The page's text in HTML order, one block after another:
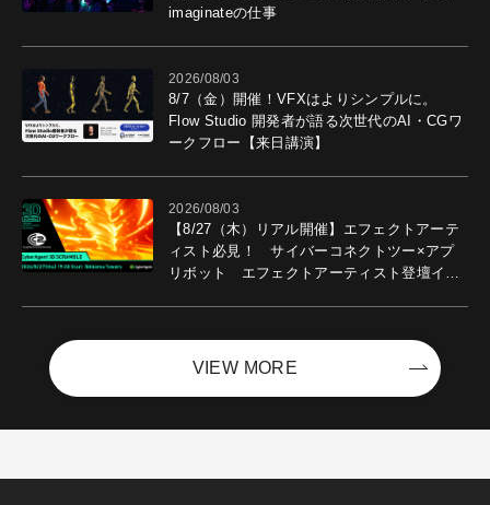
imaginateの仕事
2026/08/03
8/7（金）開催！VFXはよりシンプルに。
Flow Studio 開発者が語る次世代のAI・CGワ
ークフロー【来日講演】
2026/08/03
【8/27（木）リアル開催】エフェクトアーテ
ィスト必見！ サイバーコネクトツー×アプ
リボット エフェクトアーティスト登壇イベ
VIEW MORE